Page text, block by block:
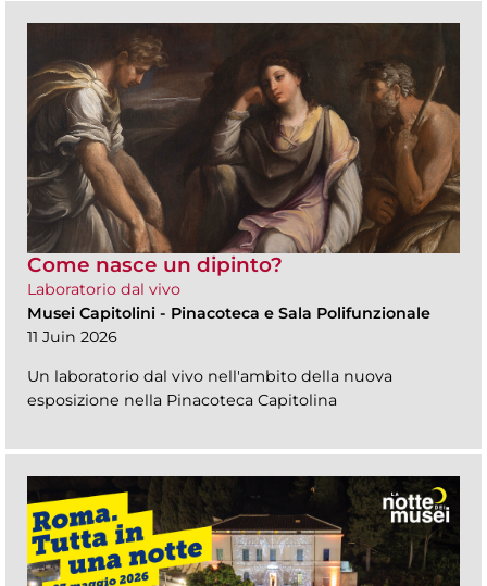
Come nasce un dipinto?
Laboratorio dal vivo
Musei Capitolini - Pinacoteca e Sala Polifunzionale
11 Juin 2026
Un laboratorio dal vivo nell'ambito della nuova
esposizione nella Pinacoteca Capitolina